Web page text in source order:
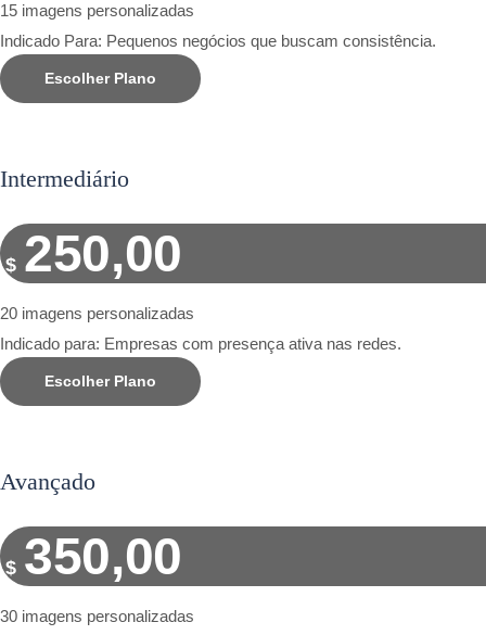
15 imagens personalizadas
Indicado Para: Pequenos negócios que buscam consistência.
Escolher Plano
Intermediário
$ 250,00
20 imagens personalizadas
Indicado para: Empresas com presença ativa nas redes.
Escolher Plano
Avançado
$ 350,00
30 imagens personalizadas